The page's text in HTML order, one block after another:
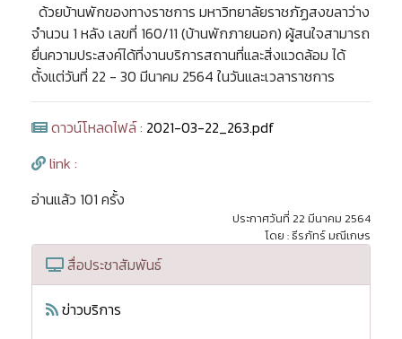
ด้วยบ้านพักของทางราชการ มหาวิทยาลัยราชภัฏสงขลาว่าง
จำนวน 1 หลัง เลขที่ 160/11 (บ้านพักภายนอก) ผู้สนใจสามารถ
ยื่นความประสงค์ได้ที่งานบริการสถานที่และสิ่งแวดล้อม ได้
ตั้งแต่วันที่ 22 - 30 มีนาคม 2564 ในวันและเวลาราชการ
ดาวน์โหลดไฟล์ : 2021-03-22_263.pdf
link :
อ่านแล้ว 101 ครั้ง
ประกาศวันที่ 22 มีนาคม 2564
โดย : ธีรภัทร์ มณีเกษร
สื่อประชาสัมพันธ์
ข่าวบริการ